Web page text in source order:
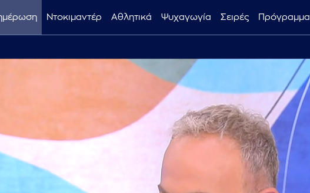
Ντοκιμαντέρ Αθλητικά Ψυχαγωγία Σειρές Πρόγραμμα